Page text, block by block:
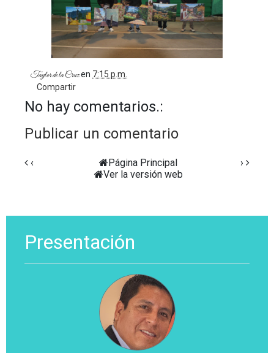
Taylor de la Cruzen 7:15 p.m.
Compartir
No hay comentarios.:
Publicar un comentario
‹ ›
Página Principal
Ver la versión web
Presentación